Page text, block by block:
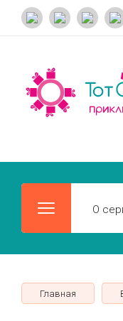
О
Главная